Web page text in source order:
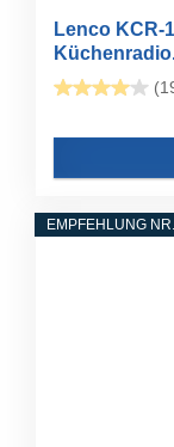
Lenco KCR-
EMPFEHLUNG